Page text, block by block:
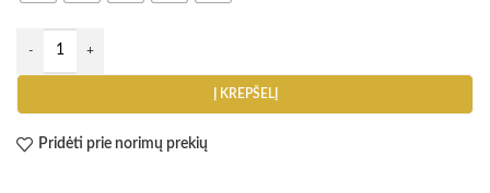
Į KREPŠELĮ
Pridėti prie norimų prekių